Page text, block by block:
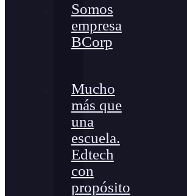
Somos
empresa
BCorp
Mucho
más que
una
escuela.
Edtech
con
propósito